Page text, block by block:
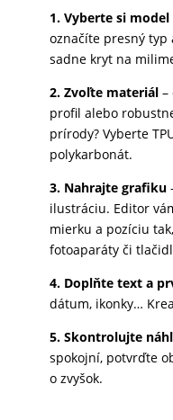
ZÁHRADA
1. Vyberte si
označíte presný typ
sadne kryt na
2. Zvoľte materiál–
profil alebo
prírody? Vyberte
polykarbonát.
3. Nahrajte grafiku
ilustráciu. Editor
mierku a pozíciu
fotoaparáty či
4. Doplňte text a
dátum, ikonky…
5. Skontrolujte
spokojní, potvrďte
o zvyšok.